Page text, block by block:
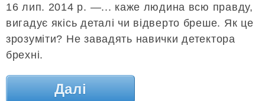
16 лип. 2014 р. —... каже людина всю правду,
вигадує якісь деталі чи відверто бреше. Як це
зрозуміти? Не завадять навички детектора
брехні.
Далі